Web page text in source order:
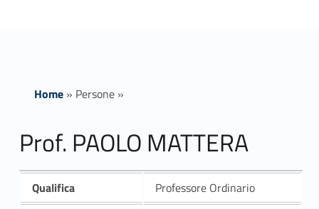
Home» Persone»
Prof. PAOLO MATTERA
Qualifica
Professore Ordinario